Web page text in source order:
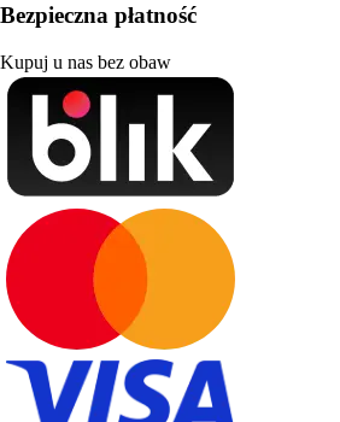
Bezpieczna płatność
Kupuj u nas bez obaw